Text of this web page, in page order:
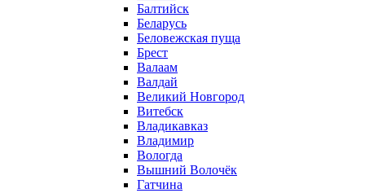
Балтийск
Беларусь
Беловежская пуща
Брест
Валаам
Валдай
Великий Новгород
Витебск
Владикавказ
Владимир
Вологда
Вышний Волочёк
Гатчина